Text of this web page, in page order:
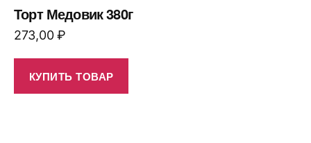
Торт Медовик 380г
273,00₽
КУПИТЬ ТОВАР